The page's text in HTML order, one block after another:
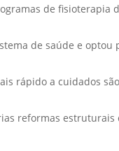
de fisioterapia
de saúde e optou
rápido a cuidados
reformas